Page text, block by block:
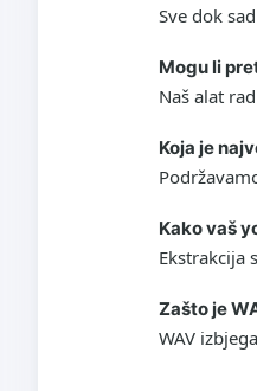
Sve dok
Mogu li
Naš alat
Koja je
Kako vaš
Ekstrakcija
Zašto je
WAV